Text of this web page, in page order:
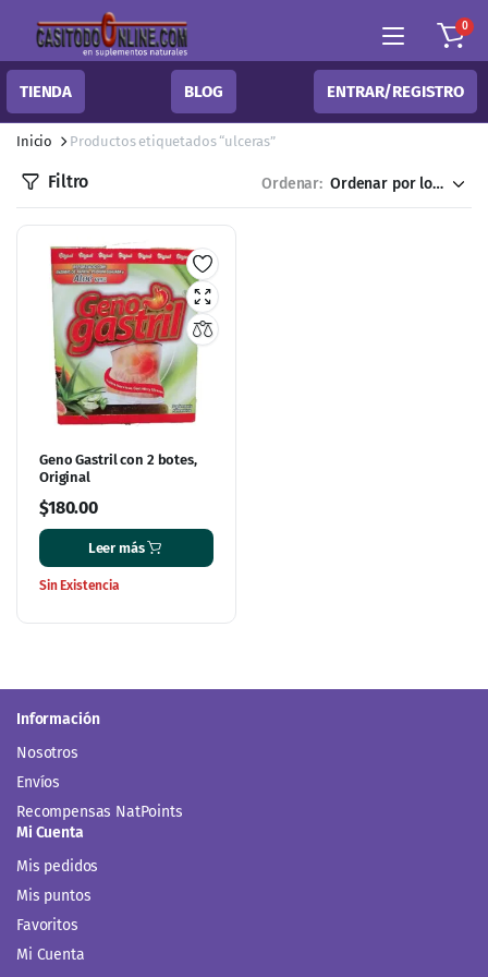
0
TIENDA BLOG ENTRAR/REGISTRO
Inicio Productos etiquetados “ulceras”
Filtro Ordenar:
Geno Gastril con 2 botes,
Original
$180.00
Leer más
Sin Existencia
Información
Nosotros
Envíos
Recompensas NatPoints
Mi Cuenta
Mis pedidos
Mis puntos
Favoritos
Mi Cuenta